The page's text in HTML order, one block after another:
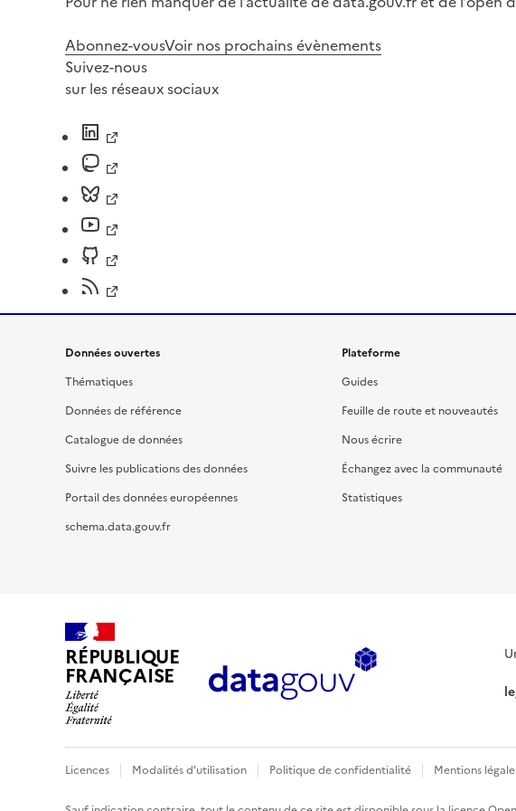
Abonnez-vousVoir nos prochains évènements
Suivez-nous
sur les réseaux sociaux
Données ouvertes
Thématiques
Données de référence
Catalogue de données
Suivre les publications des données
Portail des données européennes
schema.data.gouv.fr
Plateforme
Guides
Feuille de route et nouveautés
Nous écrire
Échangez avec la communauté
Statistiques
RÉPUBLIQUE
FRANÇAISE
Licences Modalités d'utilisation Politique de confidentialité Mentions